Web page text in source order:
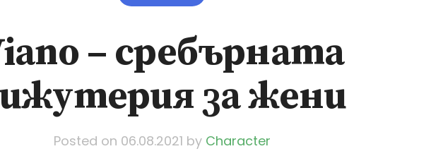
– сребърната
за жени
Posted on 06.08.2021 by Character